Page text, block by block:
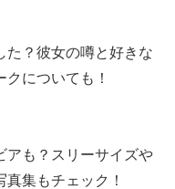
読める？読み方の
成立するの？」という
にありがちなポイント
た？彼女の噂と好きな
クについても！
アも？スリーサイズや
真集もチェック！